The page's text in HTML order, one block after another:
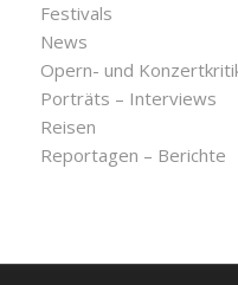
Festivals
News
Opern- und
Porträts – Interviews
Reisen
Reportagen – Berichte